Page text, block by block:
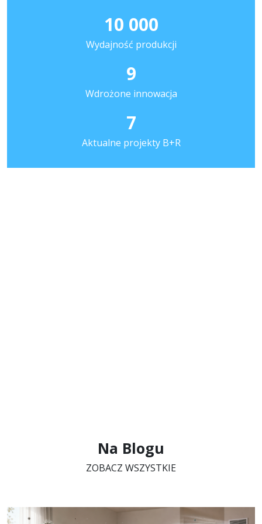
10 000
Wydajność produkcji
9
Wdrożone innowacja
7
Aktualne projekty B+R
Na Blogu
ZOBACZ WSZYSTKIE